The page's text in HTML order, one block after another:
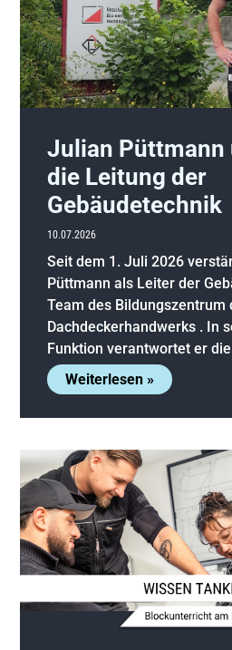
Julian
die Leitung der
Gebäudetechnik
10.07.2026
Seit dem 1. Juli 2026
Püttmann als Leiter der
Team des Bildungszentrum
Dachdeckerhandwerks . In
Funktion verantwortet er
Weiterlesen »